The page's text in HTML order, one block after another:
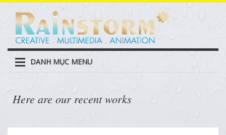
DANH MỤC MENU
Here are our recent works